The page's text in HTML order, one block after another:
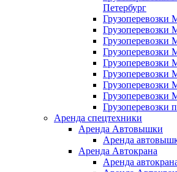
Петербург
Грузоперевозки
Грузоперевозки
Грузоперевозки
Грузоперевозки
Грузоперевозки
Грузоперевозки
Грузоперевозки
Грузоперевозки
Грузоперевозки
Аренда спецтехники
Аренда Автовышки
Аренда
Аренда Автокрана
Аренда